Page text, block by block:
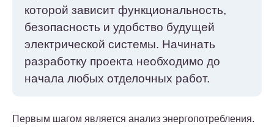
которой зависит функциональность,
безопасность и удобство будущей
электрической системы. Начинать
разработку проекта необходимо до
начала любых отделочных работ.
Первым шагом является анализ энергопотребления.